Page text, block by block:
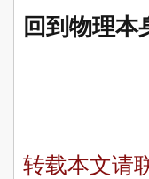
回到物理本
转载本文请